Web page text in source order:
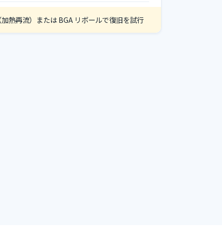
熱再流）または BGA リボールで復旧を試行